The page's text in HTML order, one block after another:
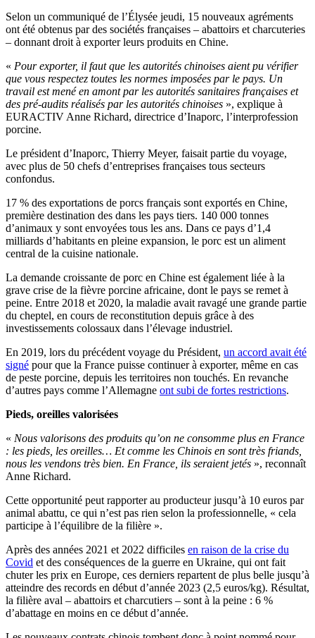
Selon un communiqué de l’Élysée jeudi, 15 nouveaux agréments
ont été obtenus par des sociétés françaises – abattoirs et charcuteries
– donnant droit à exporter leurs produits en Chine.
« Pour exporter, il faut que les autorités chinoises aient pu vérifier
que vous respectez toutes les normes imposées par le pays. Un
travail est mené en amont par les autorités sanitaires françaises et
des pré-audits réalisés par les autorités chinoises », explique à
EURACTIV Anne Richard, directrice d’Inaporc, l’interprofession
porcine.
Le président d’Inaporc, Thierry Meyer, faisait partie du voyage,
avec plus de 50 chefs d’entreprises françaises tous secteurs
confondus.
17 % des exportations de porcs français sont exportés en Chine,
première destination des dans les pays tiers. 140 000 tonnes
d’animaux y sont envoyées tous les ans. Dans ce pays d’1,4
milliards d’habitants en pleine expansion, le porc est un aliment
central de la cuisine nationale.
La demande croissante de porc en Chine est également liée à la
grave crise de la fièvre porcine africaine, dont le pays se remet à
peine. Entre 2018 et 2020, la maladie avait ravagé une grande partie
du cheptel, en cours de reconstitution depuis grâce à des
investissements colossaux dans l’élevage industriel.
En 2019, lors du précédent voyage du Président, un accord avait été
signé pour que la France puisse continuer à exporter, même en cas
de peste porcine, depuis les territoires non touchés. En revanche
d’autres pays comme l’Allemagne ont subi de fortes restrictions.
Pieds, oreilles valorisées
« Nous valorisons des produits qu’on ne consomme plus en France
: les pieds, les oreilles… Et comme les Chinois en sont très friands,
nous les vendons très bien. En France, ils seraient jetés », reconnaît
Anne Richard.
Cette opportunité peut rapporter au producteur jusqu’à 10 euros par
animal abattu, ce qui n’est pas rien selon la professionnelle, « cela
participe à l’équilibre de la filière ».
Après des années 2021 et 2022 difficiles en raison de la crise du
Covid et des conséquences de la guerre en Ukraine, qui ont fait
chuter les prix en Europe, ces derniers repartent de plus belle jusqu’à
atteindre des records en début d’année 2023 (2,5 euros/kg). Résultat,
la filière aval – abattoirs et charcutiers – sont à la peine : 6 %
d’abattage en moins en ce début d’année.